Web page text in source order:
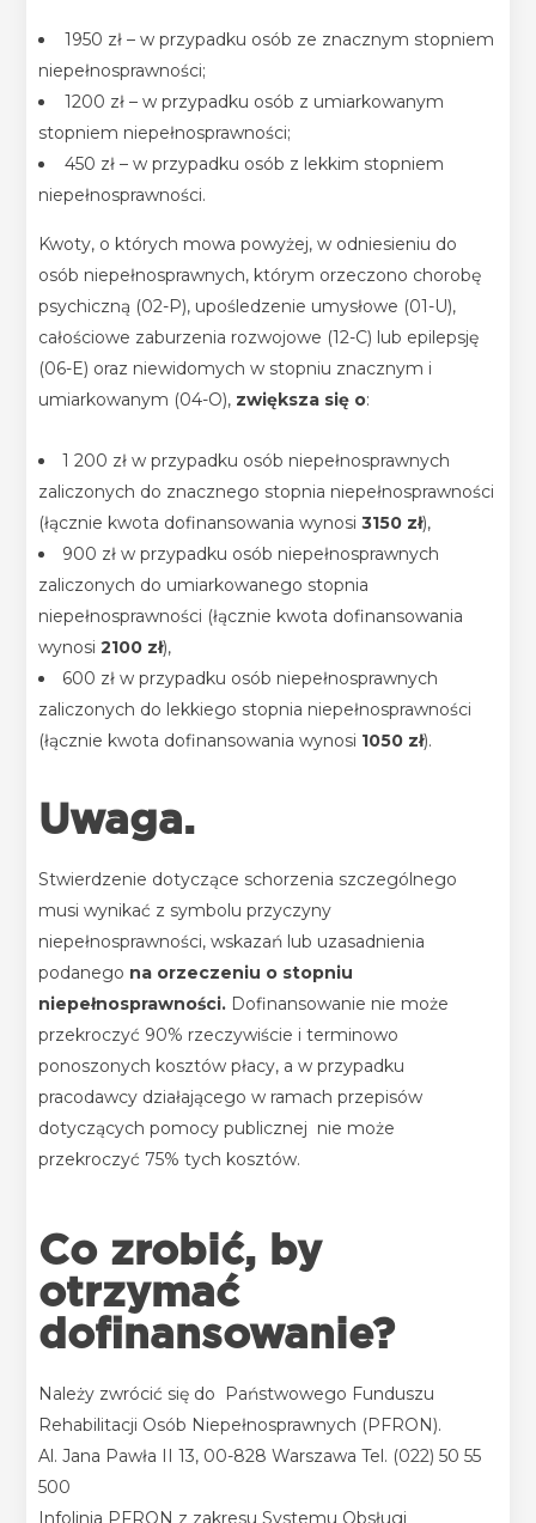
1950 zł – w przypadku osób ze znacznym stopniem
niepełnosprawności;
1200 zł – w przypadku osób z umiarkowanym
stopniem niepełnosprawności;
450 zł – w przypadku osób z lekkim stopniem
niepełnosprawności.
Kwoty, o których mowa powyżej, w odniesieniu do
osób niepełnosprawnych, którym orzeczono chorobę
psychiczną (02-P), upośledzenie umysłowe (01-U),
całościowe zaburzenia rozwojowe (12-C) lub epilepsję
(06-E) oraz niewidomych w stopniu znacznym i
umiarkowanym (04-O), zwiększa się o:
1 200 zł w przypadku osób niepełnosprawnych
zaliczonych do znacznego stopnia niepełnosprawności
(łącznie kwota dofinansowania wynosi 3150 zł),
900 zł w przypadku osób niepełnosprawnych
zaliczonych do umiarkowanego stopnia
niepełnosprawności (łącznie kwota dofinansowania
wynosi2100 zł),
600 zł w przypadku osób niepełnosprawnych
zaliczonych do lekkiego stopnia niepełnosprawności
(łącznie kwota dofinansowania wynosi 1050 zł).
Uwaga.
Stwierdzenie dotyczące schorzenia szczególnego
musi wynikać z symbolu przyczyny
niepełnosprawności, wskazań lub uzasadnienia
podanego na orzeczeniu o stopniu
niepełnosprawności. Dofinansowanie nie może
przekroczyć 90% rzeczywiście i terminowo
ponoszonych kosztów płacy, a w przypadku
pracodawcy działającego w ramach przepisów
dotyczących pomocy publicznej nie może
przekroczyć 75% tych kosztów.
Co zrobić, by
otrzymać
dofinansowanie?
Należy zwrócić się do Państwowego Funduszu
Rehabilitacji Osób Niepełnosprawnych (PFRON).
Al. Jana Pawła II 13, 00-828 Warszawa Tel. (022) 50 55
500
Infolinia PFRON z zakresu Systemu Obsługi